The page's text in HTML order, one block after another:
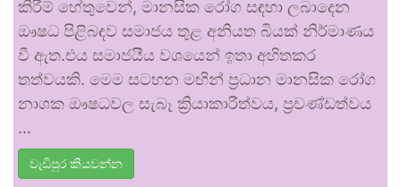
කිරීම් හේතුවෙන්, මානසික රෝග සඳහා ලබාදෙන
ඖෂධ පිළිබඳව සමාජය තුළ අනියත බියක් නිර්මාණය
වී ඇත.එය සමාජයීය වශයෙන් ඉතා අහිතකර
තත්වයකි. මෙම සටහන මඟින් ප්‍රධාන මානසික රෝග
නාශක ඖෂධවල සැබෑ ක්‍රියාකාරීත්වය, ප්‍රචණ්ඩත්වය
…
වැඩිපුර කියවන්න